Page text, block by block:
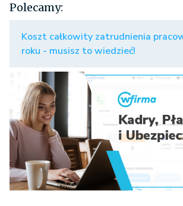
Polecamy:
Koszt całkowity zatrudnienia
roku - musisz to wiedzieć!